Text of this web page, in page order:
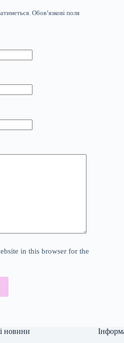
Обов’язкові поля
in this browser for the
новини